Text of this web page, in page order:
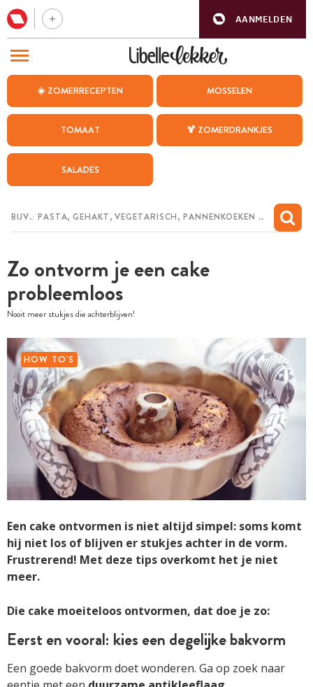
AANMELDEN
☀️ ZOMERRECEPTEN MOSSELEN
TOMAAT 🍹 ZOMERDRANKJES
SALADES
Zo ontvorm je een cake
probleemloos
Nooit meer stukjes die achterblijven!
HOW TO'S
Een cake ontvormen is niet altijd simpel: soms komt
hij niet los of blijven er stukjes achter in de vorm.
Frustrerend! Met deze tips overkomt het je niet
meer.
Die cake moeiteloos ontvormen, dat doe je zo:
Eerst en vooral: kies een degelijke bakvorm
Een goede bakvorm doet wonderen. Ga op zoek naar
BEZOEK ONZE ANDERE WEBSITES
WEEKMENU
CHAT MET MAIA
MIJN BEWAARDE RECEPTEN